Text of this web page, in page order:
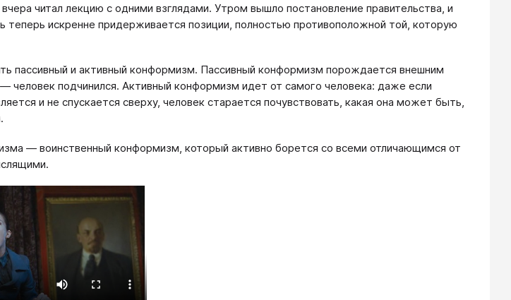
читал лекцию с одними взглядами. Утром вышло постановление правительства, и
теперь искренне придерживается позиции, полностью противоположной той, которую
пассивный и активный конформизм. Пассивный конформизм порождается внешним
человек подчинился. Активный конформизм идет от самого человека: даже если
и не спускается сверху, человек старается почувствовать, какая она может быть,
— воинственный конформизм, который активно борется со всеми отличающимся от